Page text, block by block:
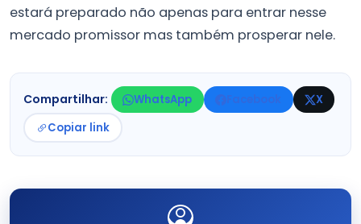
estará preparado não apenas para entrar nesse
mercado promissor mas também prosperar nele.
Compartilhar: WhatsApp Facebook
X
Copiar link